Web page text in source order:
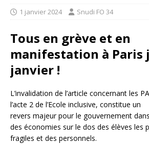
1 janvier 2024 Snudi FO 34
Tous en grève et en
manifestation à Paris
janvier !
L’invalidation de l’article concernant les
l’acte 2 de l’Ecole inclusive, constitue un
revers majeur pour le gouvernement
des économies sur le dos des élèves les
fragiles et des personnels.